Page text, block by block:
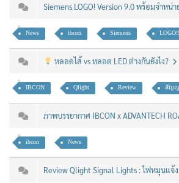
Siemens LOGO! Version 9.0 พร้อมจำหน่
News ibcon Siemens
หลอดไส้ vs หลอด LED ต่างกันยังไง?
IBCON Qlight Review สัญ
ภาพบรรยากาศ IBCON x ADVANTECH
ibcon News
Review Qlight Signal Lights : ไฟหมุนแจ้